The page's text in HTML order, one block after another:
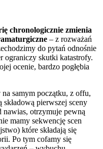
chronologicznie zmienia
– z rozważań
do pytań odnośnie
ograniczy skutki katastrofy.
ocenie, bardzo pogłębia
samym początku, z offu,
pierwszej sceny
nawias, otrzymuje pewną
mamy sekwencję scen
które składają się
Po tym cofamy się